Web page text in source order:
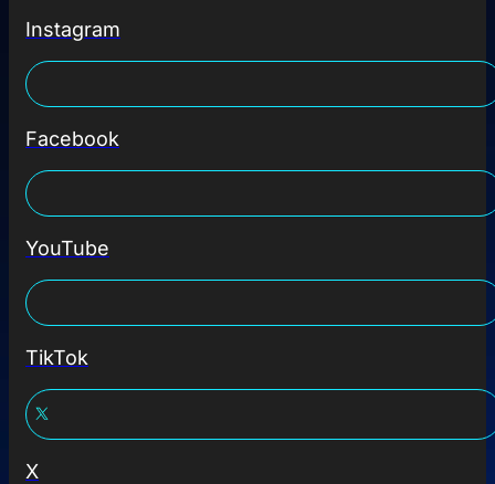
Instagram
Facebook
YouTube
TikTok
X